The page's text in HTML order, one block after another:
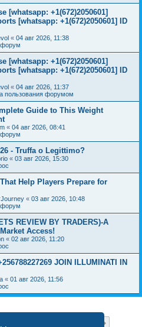
[whatsapp: +1(672)2050601]
[whatsapp: +1(672)2050601] ID
« 04 авг 2026, 11:38
[whatsapp: +1(672)2050601]
[whatsapp: +1(672)2050601] ID
« 04 авг 2026, 11:37
пользования форумом
Guide to This Weight
« 04 авг 2026, 08:41
- Truffa o Legittimo?
« 03 авг 2026, 15:30
Help Players Prepare for
« 03 авг 2026, 10:48
REVIEW BY TRADERS)-A
Access!
« 02 авг 2026, 11:20
JOIN ILLUMINATI IN
« 01 авг 2026, 11:56